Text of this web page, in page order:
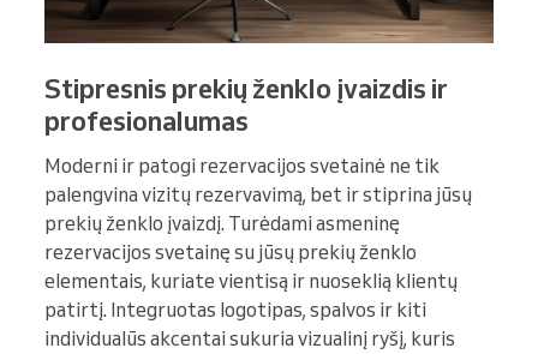
Stipresnis prekių ženklo įvaizdis ir
profesionalumas
Moderni ir patogi rezervacijos svetainė ne tik
palengvina vizitų rezervavimą, bet ir stiprina jūsų
prekių ženklo įvaizdį. Turėdami asmeninę
rezervacijos svetainę su jūsų prekių ženklo
elementais, kuriate vientisą ir nuoseklią klientų
patirtį. Integruotas logotipas, spalvos ir kiti
individualūs akcentai sukuria vizualinį ryšį, kuris